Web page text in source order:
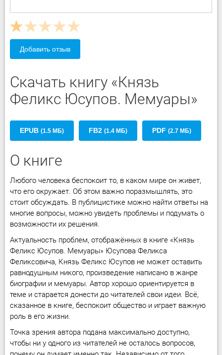
Добавить отзыв
Скачать книгу «Князь
Феликс Юсупов. Мемуары»
EPUB (1.5 МБ) FB2 (1.4 МБ) PDF (2.7 МБ)
О книге
Любого человека беспокоит то, в каком мире он живет,
что его окружает. Об этом важно поразмышлять, это
стоит обсуждать. В публицистике можно найти ответы на
многие вопросы, можно увидеть проблемы и подумать о
возможности их решения.
Актуальность проблем, отображённых в книге «Князь
Феликс Юсупов. Мемуары» Юсупова Феликса
Феликсовича, Князь Феликс Юсупов не может оставить
равнодушным никого, произведение написано в жанре
биографии и мемуары. Автор хорошо ориентируется в
теме и старается донести до читателей свои идеи. Всё,
сказанное в книге, беспокоит общество и играет важную
роль в его жизни.
Точка зрения автора подана максимально доступно,
чтобы ни у одного из читателей не осталось вопросов,